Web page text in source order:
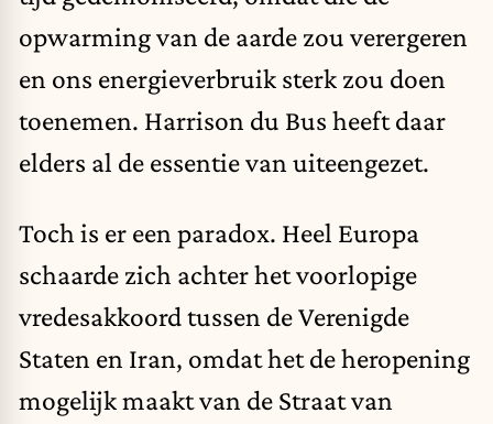
opwarming van de aarde zou verergeren
en ons energieverbruik sterk zou doen
toenemen. Harrison du Bus heeft daar
elders al de essentie van uiteengezet.
Toch is er een paradox. Heel Europa
schaarde zich achter het voorlopige
vredesakkoord tussen de Verenigde
Staten en Iran, omdat het de heropening
mogelijk maakt van de Straat van